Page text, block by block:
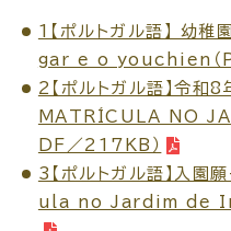
場面
妊娠・出産
1【ポルトガル語】 幼
gar e o youchien（
2【ポルトガル語】令和
MATRÍCULA NO
DF／217KB）
3【ポルトガル語】
ula no Jardim de